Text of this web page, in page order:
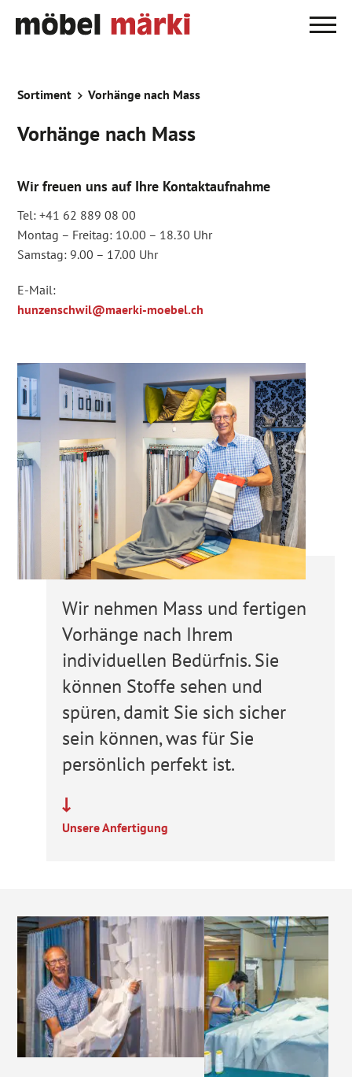
Sortiment Vorhänge nach Mass
Vorhänge nach Mass
Wir freuen uns auf Ihre Kontaktaufnahme
Tel: +41 62 889 08 00
Montag – Freitag: 10.00 – 18.30 Uhr
Samstag: 9.00 – 17.00 Uhr
E-Mail:
hunzenschwil@maerki-moebel.ch
Wir nehmen Mass und fertigen
Vorhänge nach Ihrem
individuellen Bedürfnis. Sie
können Stoffe sehen und
spüren, damit Sie sich sicher
sein können, was für Sie
persönlich perfekt ist.
Unsere Anfertigung